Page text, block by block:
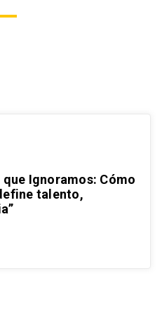
Ignoramos: Cómo
talento,